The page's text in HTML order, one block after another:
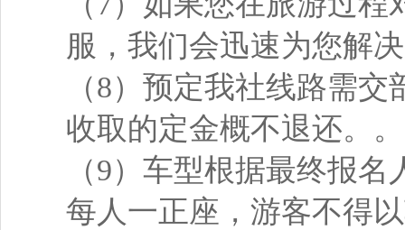
服，我们会迅速为您解
（8）预定我社线路需
收取的定金概不退还。。
（9）车型根据最终报
每人一正座，游客不得